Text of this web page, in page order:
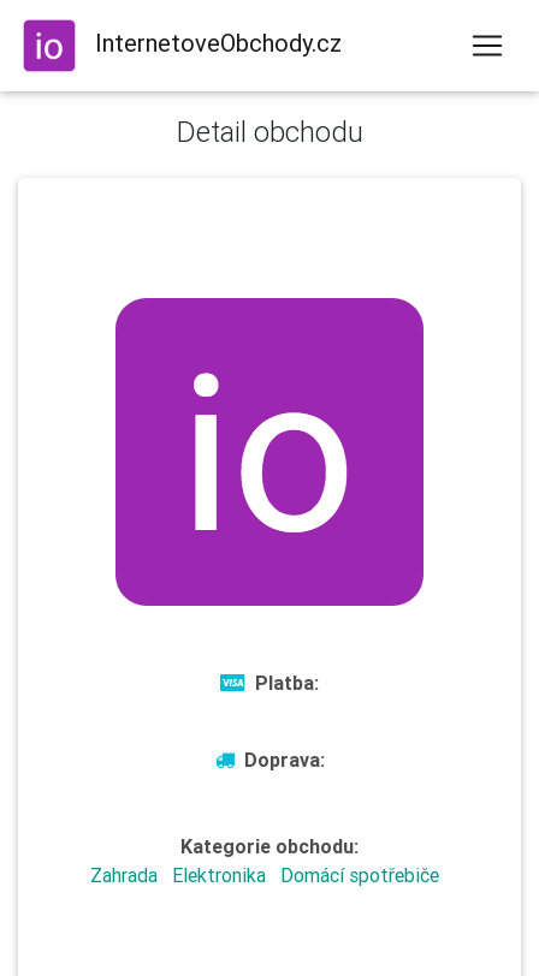
InternetoveObchody.cz
Detail obchodu
Platba:
Doprava:
Kategorie obchodu:
Zahrada
Elektronika Domácí spotřebiče